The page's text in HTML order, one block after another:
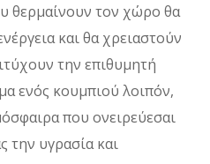
θερμαίνουν τον χώρο θα
και θα χρειαστούν
την επιθυμητή
ενός κουμπιού λοιπόν,
που ονειρεύεσαι
την υγρασία και